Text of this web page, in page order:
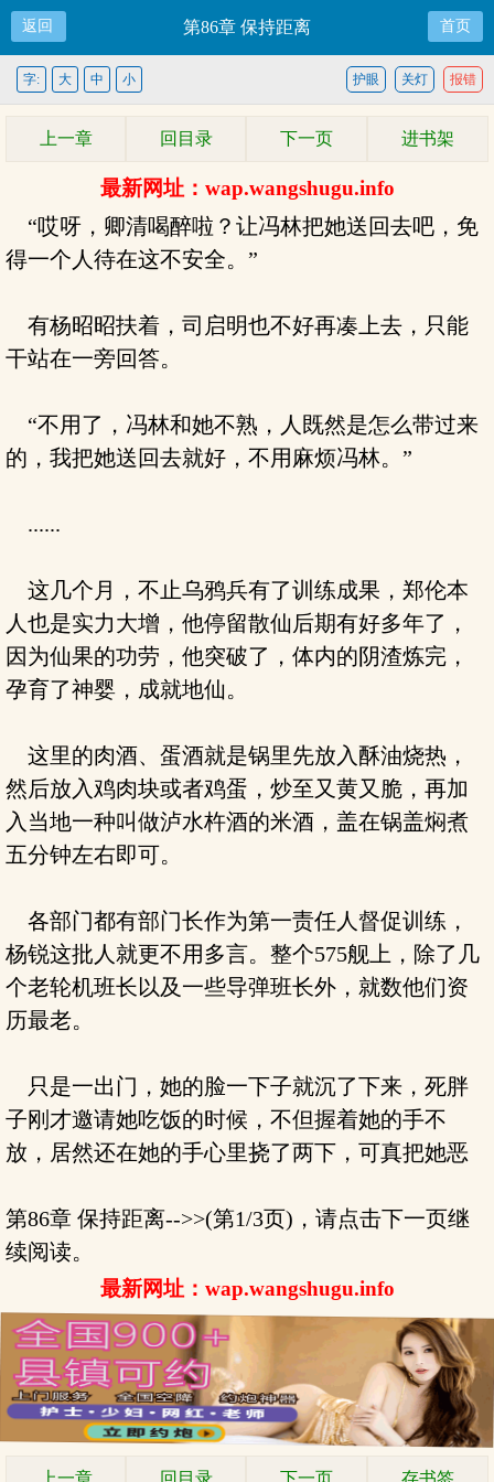
返回 第86章 保持距离 首页
报错
关灯
护眼
字: 大 中 小
上一章 回目录 下一页 进书架
最新网址：wap.wangshugu.info
“哎呀，卿清喝醉啦？让冯林把她送回去吧，免
得一个人待在这不安全。”
有杨昭昭扶着，司启明也不好再凑上去，只能
干站在一旁回答。
“不用了，冯林和她不熟，人既然是怎么带过来
的，我把她送回去就好，不用麻烦冯林。”
......
这几个月，不止乌鸦兵有了训练成果，郑伦本
人也是实力大增，他停留散仙后期有好多年了，
因为仙果的功劳，他突破了，体内的阴渣炼完，
孕育了神婴，成就地仙。
这里的肉酒、蛋酒就是锅里先放入酥油烧热，
然后放入鸡肉块或者鸡蛋，炒至又黄又脆，再加
入当地一种叫做泸水杵酒的米酒，盖在锅盖焖煮
五分钟左右即可。
各部门都有部门长作为第一责任人督促训练，
杨锐这批人就更不用多言。整个575舰上，除了几
个老轮机班长以及一些导弹班长外，就数他们资
历最老。
只是一出门，她的脸一下子就沉了下来，死胖
子刚才邀请她吃饭的时候，不但握着她的手不
放，居然还在她的手心里挠了两下，可真把她恶
第86章 保持距离-->>(第1/3页)，请点击下一页继
续阅读。
最新网址：wap.wangshugu.info
上一章 回目录 下一页 存书签